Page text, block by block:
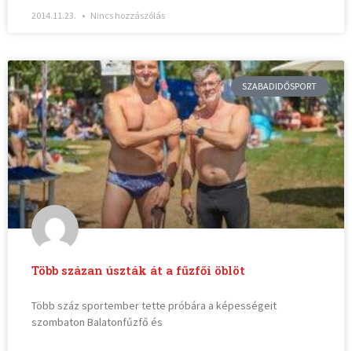
2014.11.23. Nincs hozzászólás
SZABADIDŐSPORT
Több százan úszták át a fűzfői öblöt
Több száz sportember tette próbára a képességeit
szombaton Balatonfűzfő és